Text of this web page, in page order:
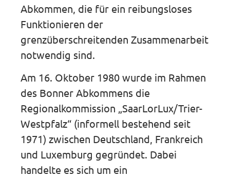
Abkommen, die für ein reibungsloses
Funktionieren der
grenzüberschreitenden Zusammenarbeit
notwendig sind.
Am 16. Oktober 1980 wurde im Rahmen
des Bonner Abkommens die
Regionalkommission „SaarLorLux/Trier-
Westpfalz“ (informell bestehend seit
1971) zwischen Deutschland, Frankreich
und Luxemburg gegründet. Dabei
handelte es sich um ein